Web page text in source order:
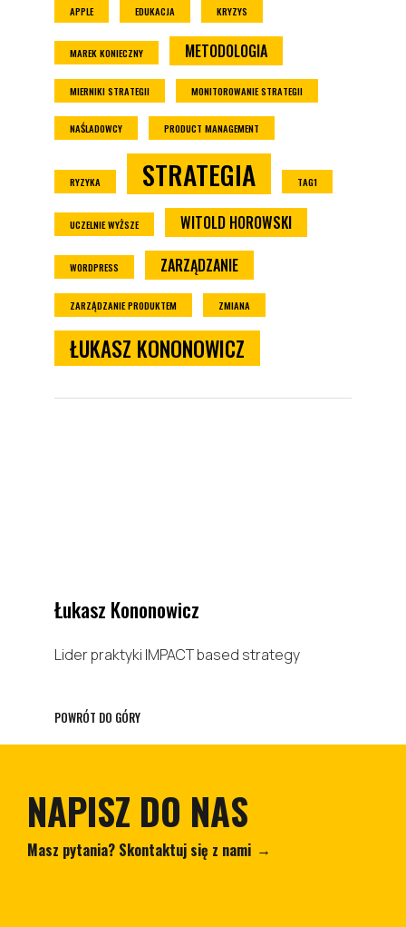
APPLE EDUKACJA KRYZYS
MAREK KONIECZNY METODOLOGIA
MIERNIKI STRATEGII MONITOROWANIE STRATEGII
NAŚLADOWCY PRODUCT MANAGEMENT
RYZYKA STRATEGIA TAG1
UCZELNIE WYŻSZE WITOLD HOROWSKI
WORDPRESS ZARZĄDZANIE
ZARZĄDZANIE PRODUKTEM ZMIANA
ŁUKASZ KONONOWICZ
Łukasz Kononowicz
Lider praktyki IMPACT based strategy
POWRÓT DO GÓRY
NAPISZ DO NAS
Masz pytania? Skontaktuj się z nami